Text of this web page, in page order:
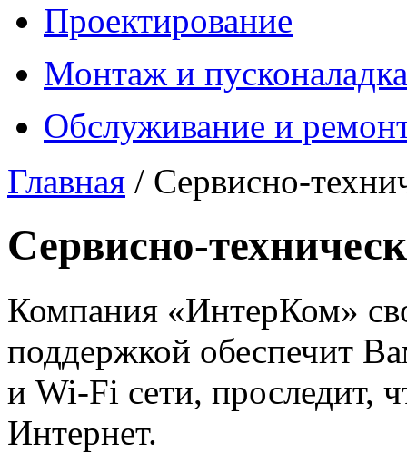
Проектирование
Монтаж и пусконаладка
Обслуживание и
Главная / Сервисно-
Сервисно-
Компания «ИнтерКом»
поддержкой обеспечит
и Wi-Fi сети, проследит,
Интернет.